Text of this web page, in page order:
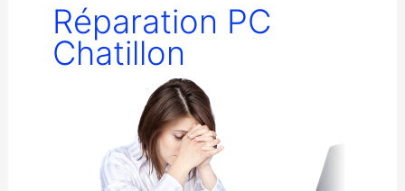
Réparation PC
Chatillon